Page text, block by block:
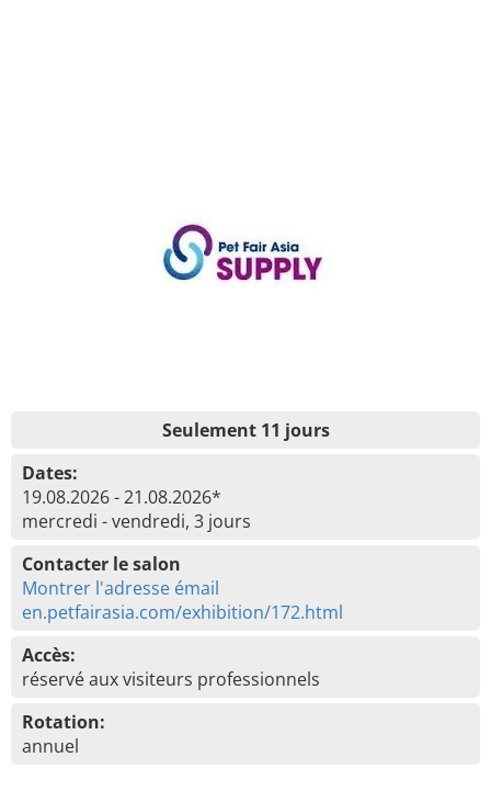
Seulement 11 jours
Dates:
19.08.2026 - 21.08.2026*
mercredi - vendredi, 3 jours
Contacter le salon
Montrer l'adresse émail
en.petfairasia.com/exhibition/172.html
Accès:
réservé aux visiteurs professionnels
Rotation:
annuel